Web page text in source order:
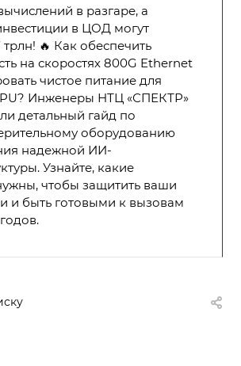
в разгаре, а
в ЦОД могут
трлн! 🔥 Как обеспечить
на скоростях 800G Ethernet
чистое питание для
Инженеры НТЦ «СПЕКТР»
детальный гайд по
оборудованию
надежной ИИ-
Узнайте, какие
чтобы защитить ваши
и быть готовыми к вызовам